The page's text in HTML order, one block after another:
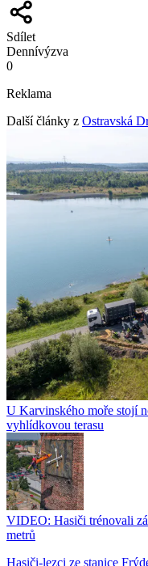
Sdílet
Dennívýzva
0
Reklama
Další články z Ostravská
U Karvinského moře stojí
vyhlídkovou terasu
VIDEO: Hasiči trénovali
metrů
Hasiči-lezci ze stanice